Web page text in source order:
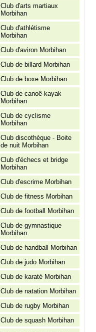
Club d'arts martiaux
Morbihan
Club d'athlétisme
Morbihan
Club d'aviron Morbihan
Club de billard Morbihan
Club de boxe Morbihan
Club de canoë-kayak
Morbihan
Club de cyclisme
Morbihan
Club discothèque - Boite
de nuit Morbihan
Club d'échecs et bridge
Morbihan
Club d'escrime Morbihan
Club de fitness Morbihan
Club de football Morbihan
Club de gymnastique
Morbihan
Club de handball Morbihan
Club de judo Morbihan
Club de karaté Morbihan
Club de natation Morbihan
Club de rugby Morbihan
Club de squash Morbihan